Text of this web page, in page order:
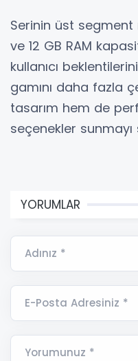
Serinin üst segment
ve 12 GB RAM
kullanıcı
gamını daha fazla
tasarım hem de
seçenekler
YORUMLAR
Adınız *
E-Posta Adresiniz *
Yorumunuz *